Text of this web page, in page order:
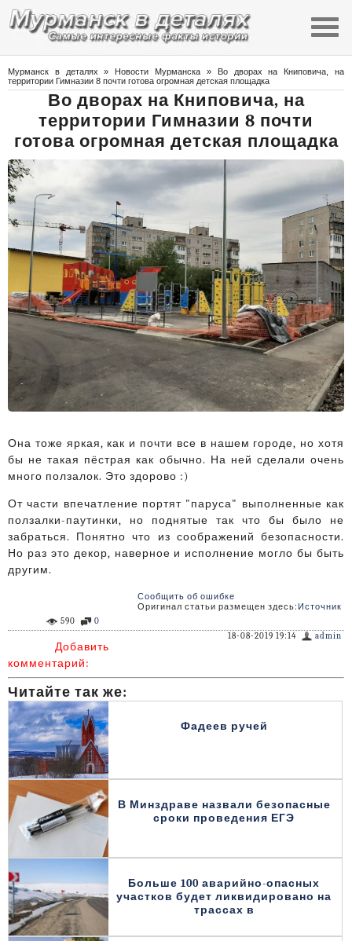
Мурманск в деталях » Новости Мурманска » Во дворах на Книповича, на
территории Гимназии 8 почти готова огромная детская площадка
Во дворах на Книповича, на
территории Гимназии 8 почти
готова огромная детская площадка
Она тоже яркая, как и почти все в нашем городе, но хотя
бы не такая пёстрая как обычно. На ней сделали очень
много ползалок. Это здорово :)
От части впечатление портят "паруса" выполненные как
ползалки-паутинки, но поднятые так что бы было не
забраться. Понятно что из соображений безопасности.
Но раз это декор, наверное и исполнение могло бы быть
другим.
Сообщить об ошибке
Оригинал статьи размещен здесь: Источник
0
590
admin
18-08-2019 19:14
Добавить
комментарий:
Читайте так же:
Фадеев ручей
В Минздраве назвали безопасные
сроки проведения ЕГЭ
Больше 100 аварийно-опасных
участков будет ликвидировано на
трассах в